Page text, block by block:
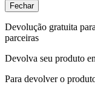
Fechar
Devolução gratuita
parceiras
Devolva seu produto
Para devolver o